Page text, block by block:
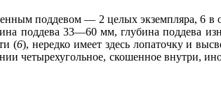
поддевом — 2 целых экземпляра, 6 в
поддева 33—60 мм, глубина поддева
(6), нередко имеет здесь лопаточку и
четырехугольное, скошенное внутри,